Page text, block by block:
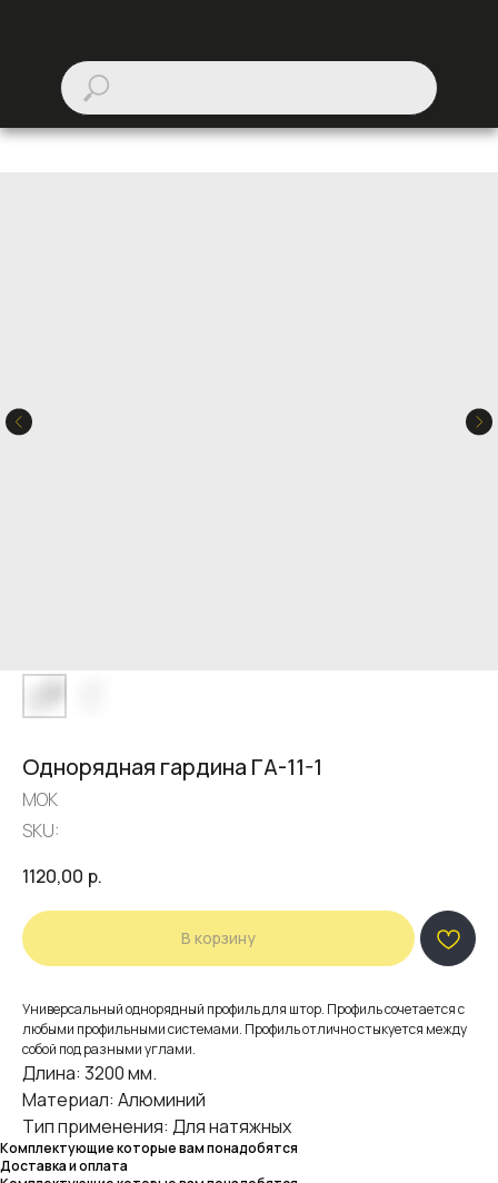
Однорядная гардина ГА-11-1
МОК
SKU:
1120,00 р.
В корзину
Универсальный однорядный профиль для штор. Профиль сочетается с
любыми профильными системами. Профиль отлично стыкуется между
собой под разными углами.
Длина: 3200 мм.
Материал: Алюминий
Тип применения: Для натяжных
Комплектующие которые вам понадобятся
Доставка и оплата